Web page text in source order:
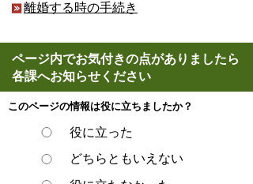
離婚する時の手続き
ページ内でお気付きの点がありましたら
各課へお知らせください
このページの情報は役に立ちましたか？
役に立った
どちらともいえない